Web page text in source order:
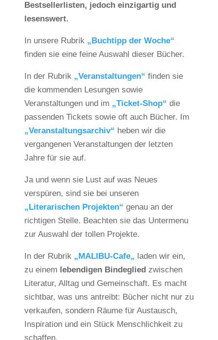
Bestsellerlisten, jedoch einzigartig und
lesenswert.
In unsere Rubrik „Buchtipp der Woche“
finden sie eine feine Auswahl dieser Bücher.
In der Rubrik „Veranstaltungen“ finden sie
die kommenden Lesungen sowie
Veranstaltungen und im „Ticket-Shop“ die
passenden Tickets sowie oft auch Bücher. Im
„Veranstaltungsarchiv“ heben wir die
vergangenen Veranstaltungen der letzten
Jahre für sie auf.
Ja und wenn sie Lust auf was Neues
verspüren, sind sie bei unseren
„Literarischen Projekten“ genau an der
richtigen Stelle. Beachten sie das Untermenu
zur Auswahl der tollen Projekte.
In der Rubrik „MALIBU-Cafe„ laden wir ein,
zu einem lebendigen Bindegliedzwischen
Literatur, Alltag und Gemeinschaft. Es macht
sichtbar, was uns antreibt: Bücher nicht nur zu
verkaufen, sondern Räume für Austausch,
Inspiration und ein Stück Menschlichkeit zu
schaffen.